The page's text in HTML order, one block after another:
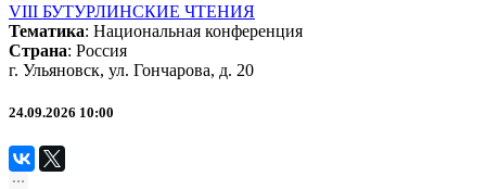
VIII БУТУРЛИНСКИЕ ЧТЕНИЯ
Тематика: Национальная конференция
Страна: Россия
г. Ульяновск, ул. Гончарова, д. 20
24.09.2026 10:00